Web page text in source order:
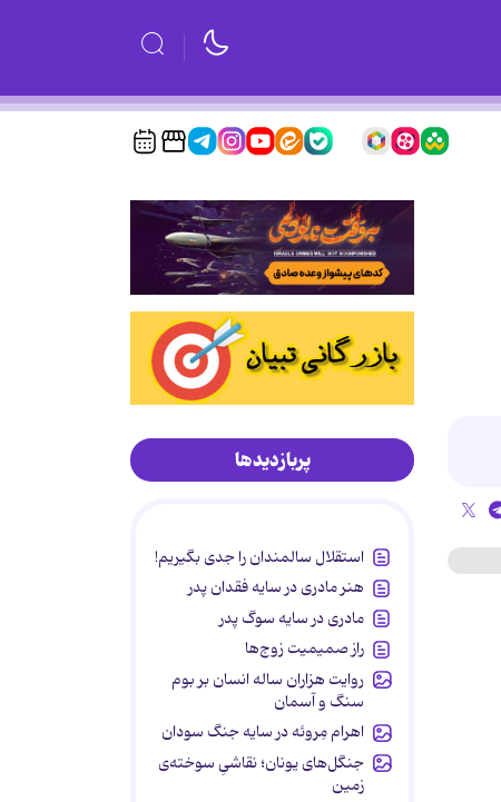
پربازدیدها
استقلال سالمندان را جدی بگیریم!
هنر مادری در سایه‌ فقدان پدر
مادری در سایه سوگ پدر
راز صمیمیت زوج‌ها
روایت هزاران ساله انسان بر بوم
سنگ و آسمان
اهرام مِروئه در سایه جنگ سودان
جنگل‌های یونان؛ نقاشیِ سوخته‌ی
زمین